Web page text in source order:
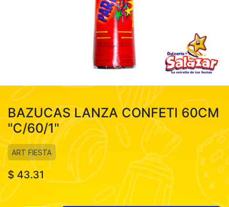
BAZUCAS LANZA CONFETI 60CM
"C/60/1"
ART FIESTA
$43.31